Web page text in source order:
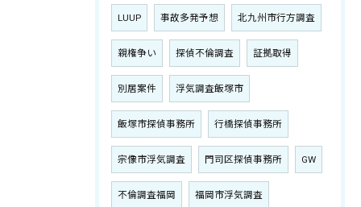
LUUP 事故多発予想 北九州市行方調査
親権争い 探偵不倫調査 証拠取得
別居案件 浮気調査飯塚市
飯塚市探偵事務所 行橋探偵事務所
宗像市浮気調査 門司区探偵事務所 GW
不倫調査福岡 福岡市浮気調査